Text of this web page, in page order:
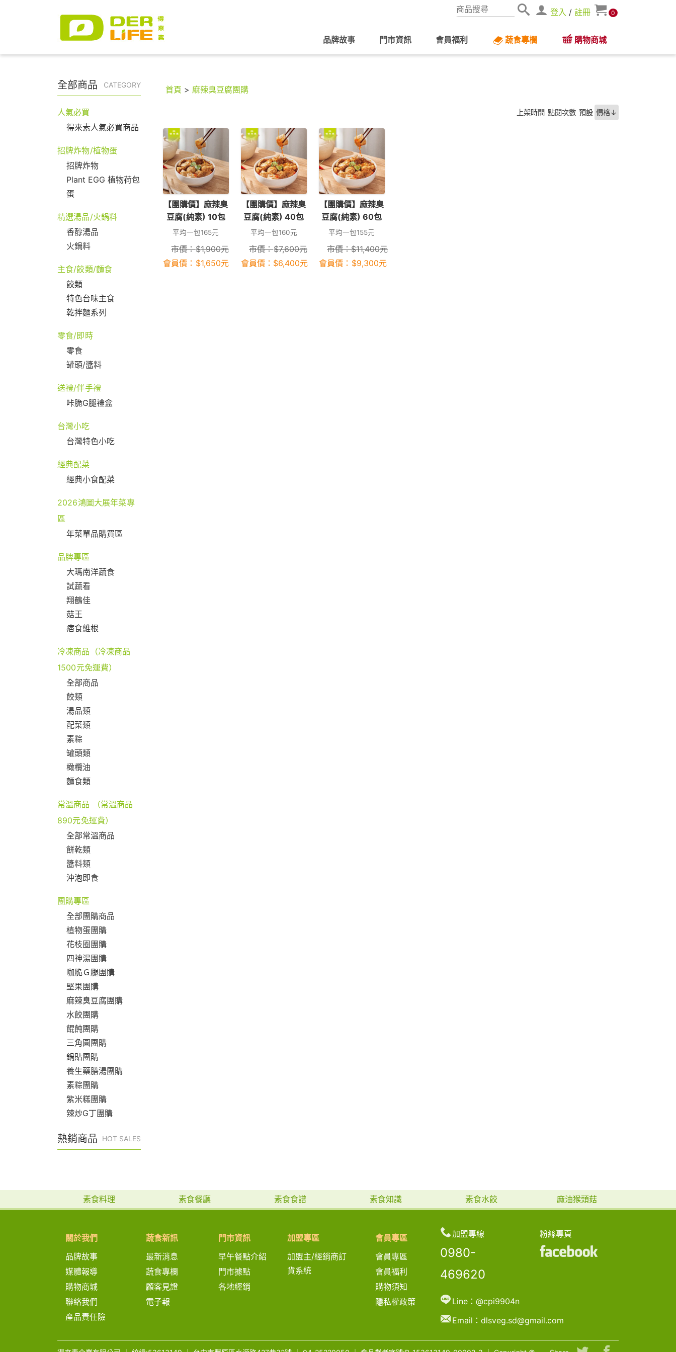
登入 / 註冊 0
品牌故事 門市資訊 會員福利 蔬食專欄 購物商城
全部商品 CATEGORY
人氣必買
得來素人氣必買商品
招牌炸物/植物蛋
招牌炸物
Plant EGG 植物荷包
蛋
精選湯品/火鍋料
香醇湯品
火鍋料
主食/餃類/麵食
餃類
特色台味主食
乾拌麵系列
零食/即時
零食
罐頭/醬料
送禮/伴手禮
咔脆G腿禮盒
台灣小吃
台灣特色小吃
經典配菜
經典小食配菜
2026鴻圖大展年菜專
區
年菜單品購買區
品牌專區
大瑪南洋蔬食
試蔬看
翔鶴佳
菇王
痞食維根
冷凍商品（冷凍商品
1500元免運費）
全部商品
餃類
湯品類
配菜類
素粽
罐頭類
橄欖油
麵食類
常溫商品 （常溫商品
890元免運費）
全部常溫商品
餅乾類
醬料類
沖泡即食
團購專區
全部團購商品
植物蛋團購
花枝圈團購
四神湯團購
咖脆Ｇ腿團購
堅果團購
麻辣臭豆腐團購
水餃團購
餛飩團購
三角圓團購
鍋貼團購
養生藥膳湯團購
素粽團購
紫米糕團購
辣炒G丁團購
熱銷商品 HOT SALES
首頁 > 麻辣臭豆腐團購
上架時間 點閱次數 預設 價格↓
【團購價】麻辣臭
豆腐(純素) 10包
平均一包165元
市價：$1,900元
會員價： $1,650元
【團購價】麻辣臭
豆腐(純素) 40包
平均一包160元
市價：$7,600元
會員價： $6,400元
【團購價】麻辣臭
豆腐(純素) 60包
平均一包155元
市價：$11,400元
會員價： $9,300元
素食料理 素食餐廳 素食食譜 素食知識 素食水餃 麻油猴頭菇
關於我們
品牌故事
媒體報導
購物商城
聯絡我們
產品責任險
蔬食新訊
最新消息
蔬食專欄
顧客見證
電子報
門市資訊
早午餐點介紹
門市據點
各地經銷
加盟專區
加盟主/經銷商訂
貨系統
會員專區
會員專區
會員福利
購物須知
隱私權政策
加盟專線
0980-
469620
粉絲專頁
Line： @cpi9904n
Email： dlsveg.sd@gmail.com